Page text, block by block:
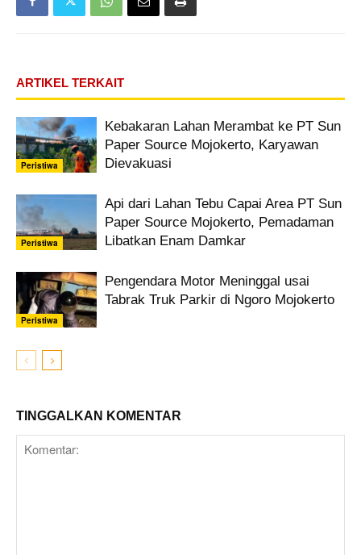
ARTIKEL TERKAIT
Peristiwa
Kebakaran Lahan Merambat ke PT Sun
Paper Source Mojokerto, Karyawan
Dievakuasi
Peristiwa
Api dari Lahan Tebu Capai Area PT Sun
Paper Source Mojokerto, Pemadaman
Libatkan Enam Damkar
Peristiwa
Pengendara Motor Meninggal usai
Tabrak Truk Parkir di Ngoro Mojokerto
TINGGALKAN KOMENTAR